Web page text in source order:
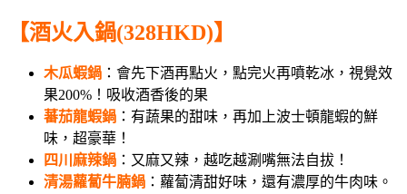
【酒火入鍋(328HKD)】
木瓜蝦鍋 ：會先下酒再點火，點完火再噴乾冰，視覺效
果200%！吸收酒香後的果
蕃茄龍蝦鍋 ：有蔬果的甜味，再加上波士頓龍蝦的鮮
味，超豪華！
四川麻辣鍋 ：又麻又辣，越吃越涮嘴無法自拔！
清湯蘿蔔牛腩鍋 ：蘿蔔清甜好味，還有濃厚的牛肉味。